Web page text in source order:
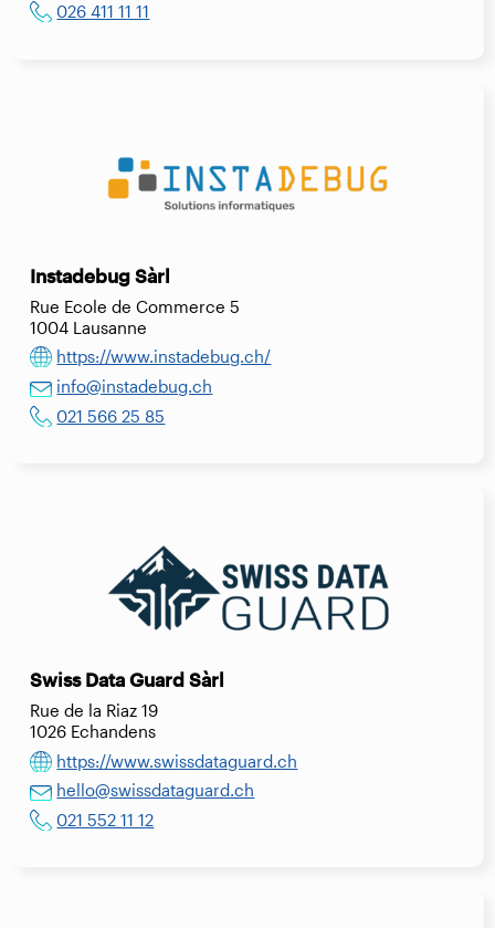
026 411 11 11
Instadebug Sàrl
Rue Ecole de Commerce 5
1004 Lausanne
https://www.instadebug.ch/
info@instadebug.ch
021 566 25 85
Swiss Data Guard Sàrl
Rue de la Riaz 19
1026 Echandens
https://www.swissdataguard.ch
hello@swissdataguard.ch
021 552 11 12